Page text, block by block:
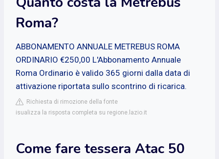
Roma?
ABBONAMENTO ANNUALE METREBUS ROMA
ORDINARIO €250,00 L'Abbonamento Annuale
Roma Ordinario è valido 365 giorni dalla data di
attivazione riportata sullo scontrino di ricarica.
Richiesta di rimozione della fonte
isualizza la risposta completa su regione.lazio.it
Come fare tessera Atac 50